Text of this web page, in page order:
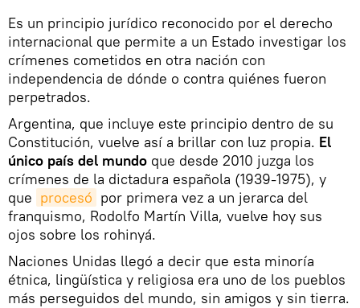
Es un principio jurídico reconocido por el derecho
internacional que permite a un Estado investigar los
crímenes cometidos en otra nación con
independencia de dónde o contra quiénes fueron
perpetrados.
Argentina, que incluye este principio dentro de su
Constitución, vuelve así a brillar con luz propia. El
único país del mundo que desde 2010 juzga los
crímenes de la dictadura española (1939-1975), y
que procesó por primera vez a un jerarca del
franquismo, Rodolfo Martín Villa, vuelve hoy sus
ojos sobre los rohinyá.
Naciones Unidas llegó a decir que esta minoría
étnica, lingüística y religiosa era uno de los pueblos
más perseguidos del mundo, sin amigos y sin tierra.